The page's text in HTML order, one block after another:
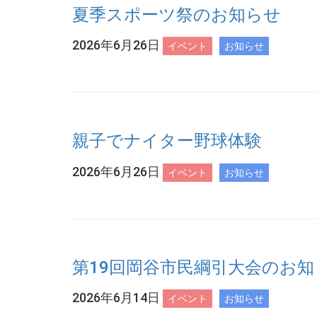
夏季スポーツ祭のお知らせ
2026年6月26日 イベント お知らせ
親子でナイター野球体験
2026年6月26日 イベント お知らせ
第19回岡谷市民綱引大会のお
2026年6月14日 イベント お知らせ